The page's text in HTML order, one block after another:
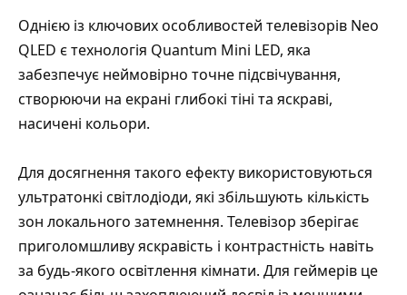
Однією із ключових особливостей телевізорів Neo
QLED є технологія Quantum Mini LED, яка
забезпечує неймовірно точне підсвічування,
створюючи на екрані глибокі тіні та яскраві,
насичені кольори.
Для досягнення такого ефекту використовуються
ультратонкі світлодіоди, які збільшують кількість
зон локального затемнення. Телевізор зберігає
приголомшливу яскравість і контрастність навіть
за будь-якого освітлення кімнати. Для геймерів це